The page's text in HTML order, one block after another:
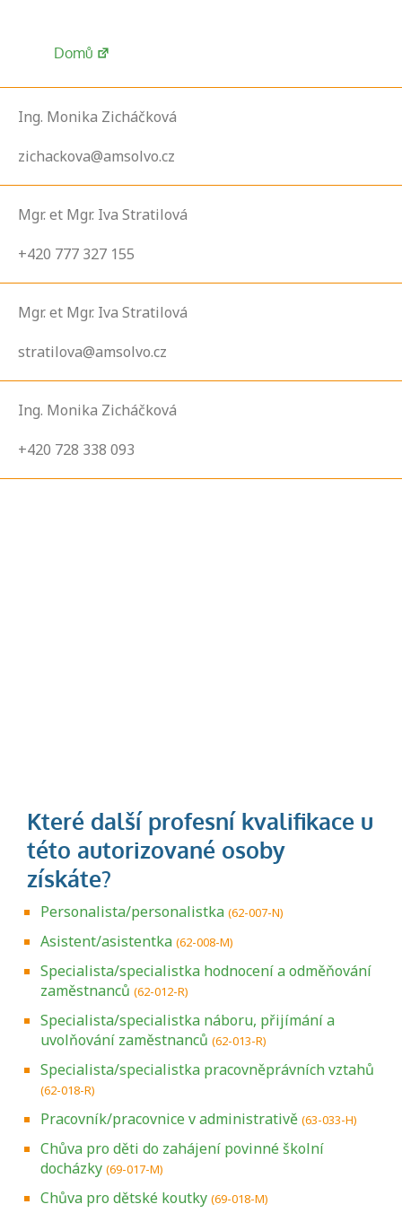
Domů
Ing. Monika Zicháčková
zichackova@amsolvo.cz
Mgr. et Mgr. Iva Stratilová
+420 777 327 155
Mgr. et Mgr. Iva Stratilová
stratilova@amsolvo.cz
Ing. Monika Zicháčková
+420 728 338 093
Personalista/personalistka (62-007-N)
Asistent/asistentka (62-008-M)
Specialista/specialistka hodnocení a odměňování
zaměstnanců (62-012-R)
Specialista/specialistka náboru, přijímání a
uvolňování zaměstnanců (62-013-R)
Specialista/specialistka pracovněprávních vztahů
(62-018-R)
Pracovník/pracovnice v administrativě (63-033-H)
Chůva pro děti do zahájení povinné školní
docházky (69-017-M)
Chůva pro dětské koutky (69-018-M)